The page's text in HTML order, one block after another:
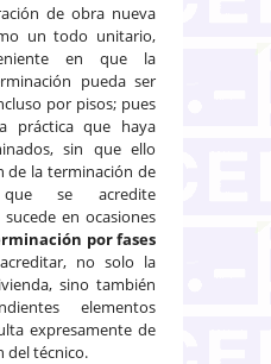
de obra nueva
un todo unitario,
en que la
pueda ser
por pisos; pues
práctica que haya
sin que ello
de la terminación de
se acredite
en ocasiones
por fases
no solo la
sino también
elementos
expresamente de
del técnico.